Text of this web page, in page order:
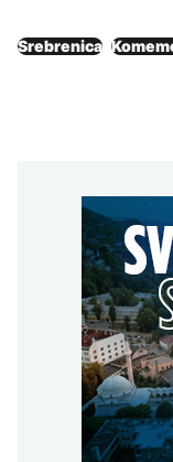
Srebrenica